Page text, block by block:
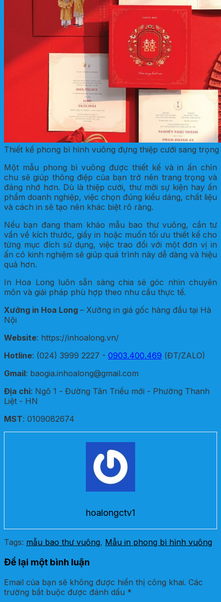
Thiết kế phong bì hình vuông đựng thiệp cưới sang trọng
Một mẫu phong bì vuông được thiết kế và in ấn chỉn
chu sẽ giúp thông điệp của bạn trở nên trang trọng và
đáng nhớ hơn. Dù là thiệp cưới, thư mời sự kiện hay ấn
phẩm doanh nghiệp, việc chọn đúng kiểu dáng, chất liệu
và cách in sẽ tạo nên khác biệt rõ ràng.
Nếu bạn đang tham khảo mẫu bao thư vuông, cần tư
vấn về kích thước, giấy in hoặc muốn tối ưu thiết kế cho
từng mục đích sử dụng, việc trao đổi với một đơn vị in
ấn có kinh nghiệm sẽ giúp quá trình này dễ dàng và hiệu
quả hơn.
In Hoa Long luôn sẵn sàng chia sẻ góc nhìn chuyên
môn và giải pháp phù hợp theo nhu cầu thực tế.
Xưởng in Hoa Long – Xưởng in giá gốc hàng đầu tại Hà
Nội
Website: https://inhoalong.vn/
Hotline: (024) 3999 2227 - 0903.400.469 (ĐT/ZALO)
Gmail: baogia.inhoalong@gmail.com
Địa chỉ: Ngõ 1 - Đường Tân Triều mới - Phường Thanh
Liệt - HN
MST: 0109082674
hoalongctv1
Tags: mẫu bao thư vuông, Mẫu in phong bì hình vuông
Để lại một bình luận
Email của bạn sẽ không được hiển thị công khai. Các
trường bắt buộc được đánh dấu *